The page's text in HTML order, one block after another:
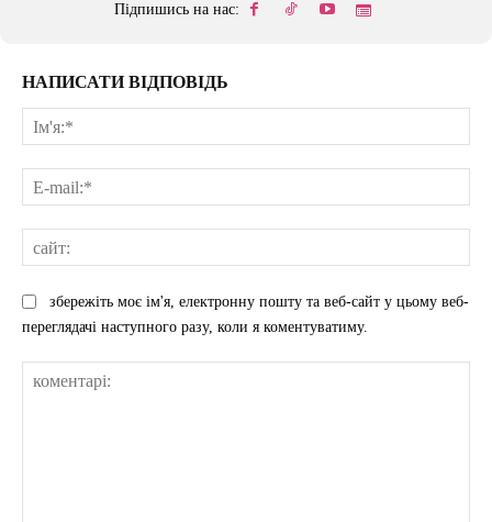
Підпишись на нас:
НАПИСАТИ ВІДПОВІДЬ
збережіть моє ім'я, електронну пошту та веб-сайт у цьому веб-
переглядачі наступного разу, коли я коментуватиму.